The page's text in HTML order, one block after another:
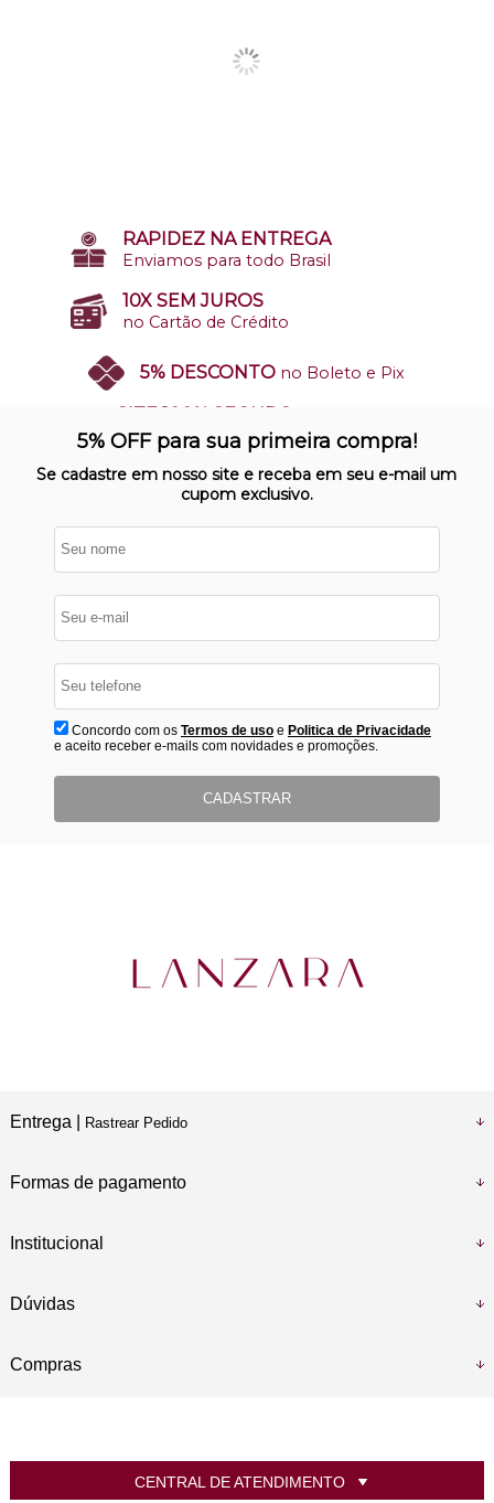
RAPIDEZ NA ENTREGA
Enviamos para todo Brasil
10X SEM JUROS
no Cartão de Crédito
5% DESCONTO no Boleto e Pix
Nosso site opera em ambiente
protegido
5% OFF para sua primeira compra!
Se cadastre em nosso site e receba em seu e-mail um
cupom exclusivo.
Concordo com os Termos de usoe Politica de Privacidade
e aceito receber e-mails com novidades e promoções.
CADASTRAR
Entrega | Rastrear Pedido
Formas de pagamento
Institucional
Dúvidas
Compras
CENTRAL DE ATENDIMENTO